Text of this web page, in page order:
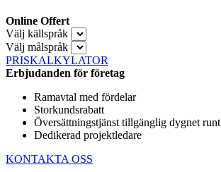
Online Offert
Välj källspråk
Välj målspråk
PRISKALKYLATOR
Erbjudanden för företag
Ramavtal med fördelar
Storkundsrabatt
Översättningstjänst tillgänglig dygnet runt
Dedikerad projektledare
KONTAKTA OSS